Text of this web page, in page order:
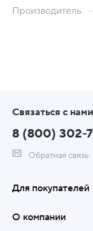
Производитель
Связаться с нами
8 (800) 302-
Обратная связь
Для покупателей
О компании